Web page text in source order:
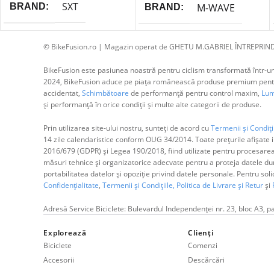
BRAND SXT BRAND M-WAVE
© BikeFusion.ro | Magazin operat de GHETU M.GABRIEL
BikeFusion este pasiunea noastră pentru ciclism transformată
2024, BikeFusion aduce pe piața românească produse premium
accidentat, Schimbătoare de performanță pentru control maxim,
și performanță în orice condiții și multe alte categorii de produse.
Prin utilizarea site-ului nostru, sunteți de acord cuTermenii și
14 zile calendaristice conform OUG 34/2014. Toate prețurile
2016/679 (GDPR) și Legea 190/2018, fiind utilizate pentru
măsuri tehnice și organizatorice adecvate pentru a proteja datele
portabilitatea datelor și opoziție privind datele personale. Pentru
Confidențialitate, Termenii și Condițiile, Politica de Livrare și Returși
Adresă Service Biciclete: Bulevardul Independenței nr. 23, bloc A3,
Explorează
Biciclete
Accesorii
Clienți
Comenzi
Descărcări